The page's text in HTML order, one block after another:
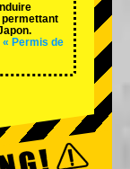
permettant
« Permis de